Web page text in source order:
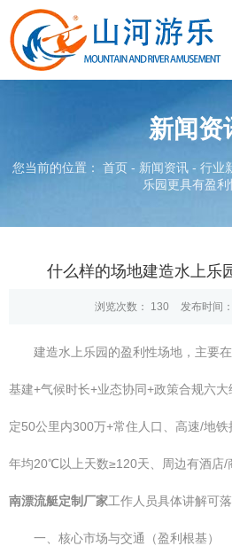
新闻资
您当前的位置： 首页 - 新闻资讯 - 行业
乐园更具有盈利
什么样的场地建造水上乐
浏览次数： 130 发布时间
建造水上乐园的盈利性场地，主要在
基建+气候时长+业态协同+政策合规六
定50公里内300万+常住人口、高速/地铁
年均20℃以上天数≥120天、周边有酒店/
南漂流艇定制厂家工作人员具体讲解可
一、核心市场与交通（盈利根基）